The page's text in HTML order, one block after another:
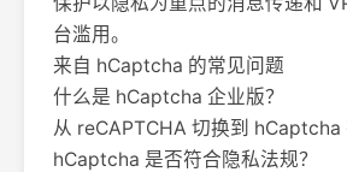
台滥用。
来自 hCaptcha 的常见问题
什么是 hCaptcha 企业版？
从 reCAPTCHA 切换到 hCaptcha
hCaptcha 是否符合隐私法规？